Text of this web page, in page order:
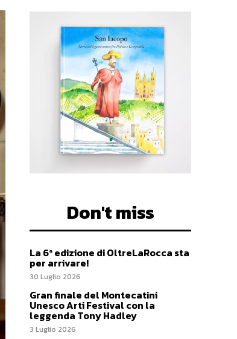
Don't miss
La 6ª edizione di OltreLaRocca sta
per arrivare!
30 Luglio 2026
Gran finale del Montecatini
Unesco Arti Festival con la
leggenda Tony Hadley
3 Luglio 2026